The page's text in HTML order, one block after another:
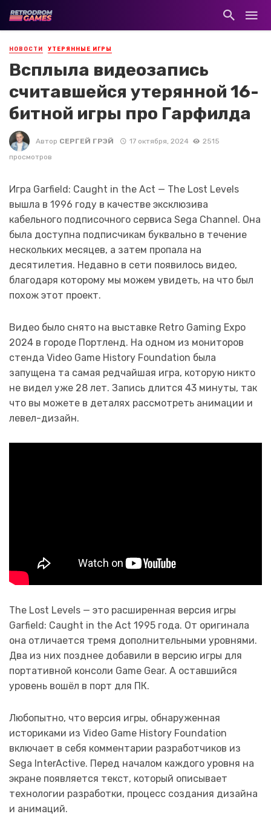
НОВОСТИ УТЕРЯННЫЕ ИГРЫ
Всплыла видеозапись
считавшейся утерянной 16-
битной игры про Гарфилда
Автор СЕРГЕЙ ГРЭЙ 17 октября, 2024
2515
просмотров
Игра Garfield: Caught in the Act — The Lost Levels
вышла в 1996 году в качестве эксклюзива
кабельного подписочного сервиса Sega Channel. Она
была доступна подписчикам буквально в течение
нескольких месяцев, а затем пропала на
десятилетия. Недавно в сети появилось видео,
благодаря которому мы можем увидеть, на что был
похож этот проект.
Видео было снято на выставке Retro Gaming Expo
2024 в городе Портленд. На одном из мониторов
стенда Video Game History Foundation была
запущена та самая редчайшая игра, которую никто
не видел уже 28 лет. Запись длится 43 минуты, так
что вы можете в деталях рассмотреть анимации и
левел-дизайн.
The Lost Levels — это расширенная версия игры
Garfield: Caught in the Act 1995 года. От оригинала
она отличается тремя дополнительными уровнями.
Два из них позднее добавили в версию игры для
портативной консоли Game Gear. А оставшийся
уровень вошёл в порт для ПК.
Любопытно, что версия игры, обнаруженная
историками из Video Game History Foundation
включает в себя комментарии разработчиков из
Sega InterActive. Перед началом каждого уровня на
экране появляется текст, который описывает
технологии разработки, процесс создания дизайна
и анимаций.